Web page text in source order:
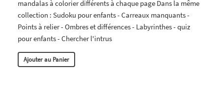
mandalas à colorier différents à chaque page Dans la même
collection : Sudoku pour enfants - Carreaux manquants -
Points à relier - Ombres et différences - Labyrinthes - quiz
pour enfants - Chercher l'intrus
Ajouter au Panier